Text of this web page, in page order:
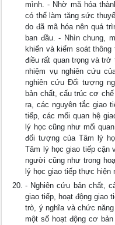
mình. - Nhờ mă hóa
có thể làm tăng sức
do đã mã hóa nên quá
ban đầu. - Nhìn chung,
khiển và kiểm soát
điều rất quan trọng và
nhiệm vụ nghiên cứu
nghiên cứu Đối tượng
bản chất, cấu trúc cơ
ra, các nguyên tắc giao
tiếp, các mối quan hệ
lý học cũng như mối
đối tượng của Tâm lý
Tâm lý học giao tiếp cận
người cũng như trong
lý học giao tiếp thực hiện
- Nghiên cứu bản chất,
giao tiếp, hoạt động giao
trò, ý nghĩa và chức
một số hoạt động cơ